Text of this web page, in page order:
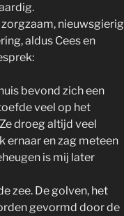
nieuwsgierig
aldus Cees en
bevond zich een
veel op het
droeg altijd veel
ernaar en zag meteen
is mij later
zee. De golven, het
gevormd door de